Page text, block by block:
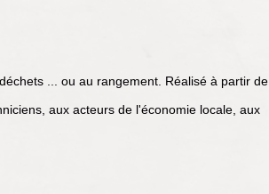
... ou au rangement. Réalisé à partir de
aux acteurs de l'économie locale, aux